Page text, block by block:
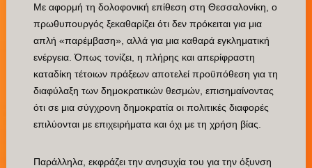
Με αφορμή τη δολοφονική επίθεση στη Θεσσαλονίκη, ο
πρωθυπουργός ξεκαθαρίζει ότι δεν πρόκειται για μια
απλή «παρέμβαση», αλλά για μια καθαρά εγκληματική
ενέργεια. Όπως τονίζει, η πλήρης και απερίφραστη
καταδίκη τέτοιων πράξεων αποτελεί προϋπόθεση για τη
διαφύλαξη των δημοκρατικών θεσμών, επισημαίνοντας
ότι σε μια σύγχρονη δημοκρατία οι πολιτικές διαφορές
επιλύονται με επιχειρήματα και όχι με τη χρήση βίας.
Παράλληλα, εκφράζει την ανησυχία του για την όξυνση